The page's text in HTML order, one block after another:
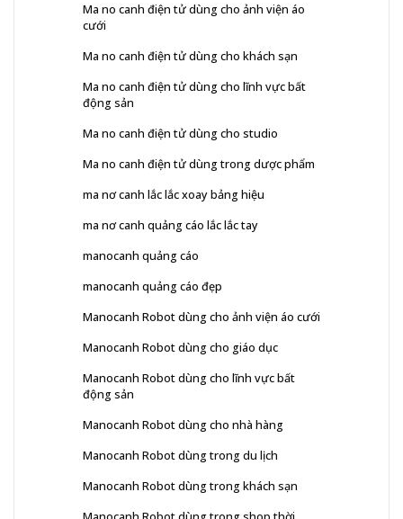
Ma no canh điện tử dùng cho ảnh viện áo
cưới
Ma no canh điện tử dùng cho khách sạn
Ma no canh điện tử dùng cho lĩnh vực bất
động sản
Ma no canh điện tử dùng cho studio
Ma no canh điện tử dùng trong dược phẩm
ma nơ canh lắc lắc xoay bảng hiệu
ma nơ canh quảng cáo lắc lắc tay
manocanh quảng cáo
manocanh quảng cáo đẹp
Manocanh Robot dùng cho ảnh viện áo cưới
Manocanh Robot dùng cho giáo dục
Manocanh Robot dùng cho lĩnh vực bất
động sản
Manocanh Robot dùng cho nhà hàng
Manocanh Robot dùng trong du lịch
Manocanh Robot dùng trong khách sạn